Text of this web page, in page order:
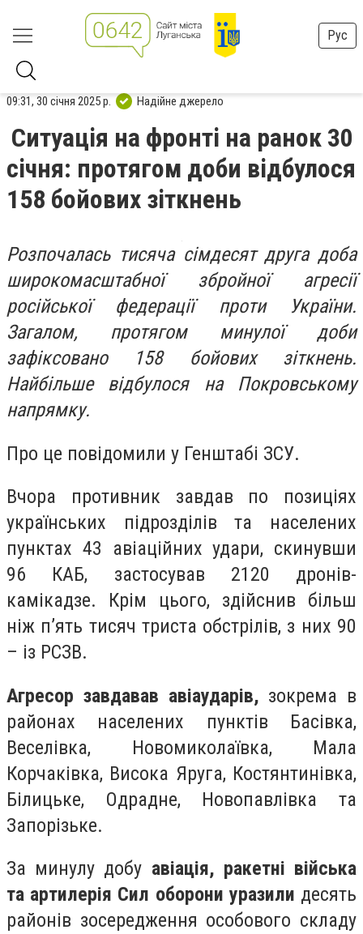
Рус
09:31, 30 січня 2025 р. Надійне джерело
Ситуація на фронті на ранок 30
січня: протягом доби відбулося
158 бойових зіткнень
Розпочалась тисяча сімдесят друга доба
широкомасштабної збройної агресії
російської федерації проти України.
Загалом, протягом минулої доби
зафіксовано 158 бойових зіткнень.
Найбільше відбулося на Покровському
напрямку.
Про це повідомили у Генштабі ЗСУ.
Вчора противник завдав по позиціях
українських підрозділів та населених
пунктах 43 авіаційних удари, скинувши
96 КАБ, застосував 2120 дронів-
камікадзе. Крім цього, здійснив більш
ніж п’ять тисяч триста обстрілів, з них 90
– із РСЗВ.
Агресор завдавав авіаударів, зокрема в
районах населених пунктів Басівка,
Веселівка, Новомиколаївка, Мала
Корчаківка, Висока Яруга, Костянтинівка,
Білицьке, Одрадне, Новопавлівка та
Запорізьке.
За минулу добу авіація, ракетні війська
та артилерія Сил оборони уразили десять
районів зосередження особового складу